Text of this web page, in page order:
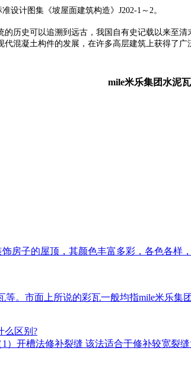
设计图集《坡屋面建筑构造》J202-1～2。
历史可以追溯到远古，我国自有史记载以来至
混凝土构件的发展，在许多高层建筑上获得了广
mile米乐集团水泥瓦
房子的屋顶，其颜色丰富多彩，各色各样
。市面上所说的彩瓦一般均指mile米乐
么区别?
开槽法修补裂缝 该法适合于修补较宽裂